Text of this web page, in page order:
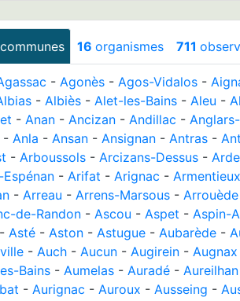
communes 16 organismes 711
- Agonès - Agos-Vidalos -
- Albiès - Alet-les-Bains - Aleu -
- Anan - Ancizan - Andillac -
- Anla - Ansan - Ansignan - Antras -
- Arboussols - Arcizans-Dessus -
- Arifat - Arignac - Armentieux
- Arreau - Arrens-Marsous - Arrouède
de-Randon - Ascou - Aspet - Aspin-
- Asté - Aston - Astugue - Aubarède -
- Auch - Aucun - Augirein - Augnax
Bains - Aumelas - Auradé - Aureilhan
- Aurignac - Auroux - Ausseing -